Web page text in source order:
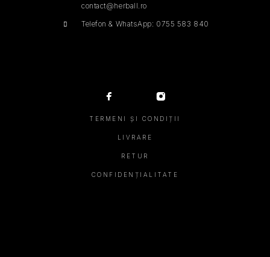
contact@herball.ro
Telefon & WhatsApp: 0755 583 840
TERMENI ȘI CONDIȚII
LIVRARE
RETUR
CONFIDENȚIALITATE